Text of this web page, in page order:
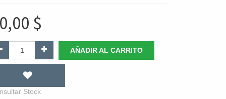
$
AÑADIR AL CARRITO
Stock